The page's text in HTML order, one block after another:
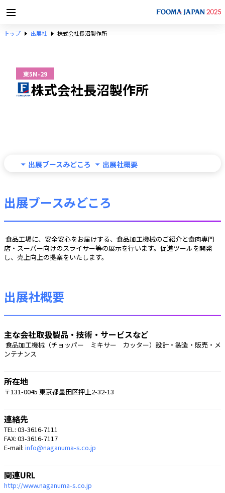
トップ 出展社 株式会社長沼製作所
東5M-29
株式会社長沼製作所
出展ブースみどころ 出展社概要
出展ブースみどころ
店・スーパー向けのスライサー等の展示を行います。促進ツールを開発
し、売上向上の提案をいたします。
出展社概要
主な会社取扱製品・技術・サービスなど
ンテナンス
所在地
〒131-0045 東京都墨田区押上2-32-13
連絡先
TEL: 03-3616-7111
FAX: 03-3616-7117
E-mail: info@naganuma-s.co.jp
関連URL
http://www.naganuma-s.co.jp